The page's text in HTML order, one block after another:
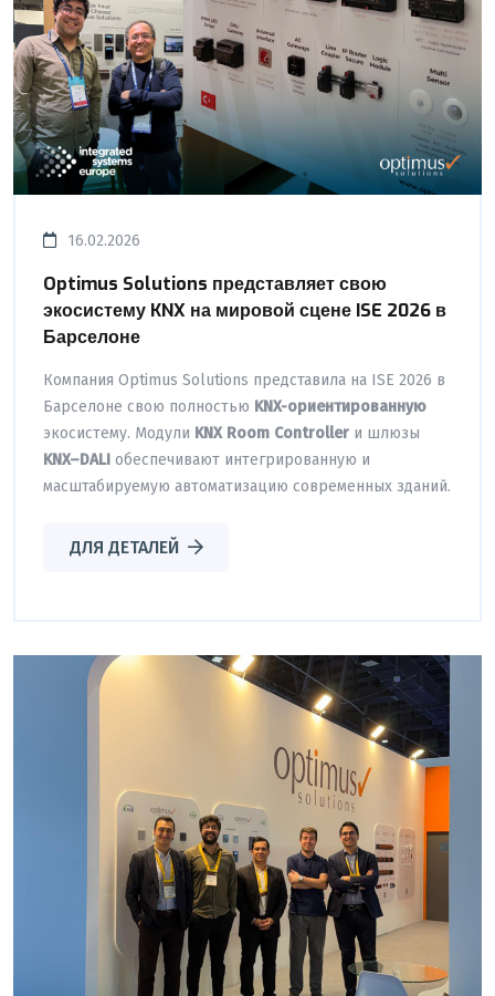
16.02.2026
Optimus Solutions представляет свою
экосистему KNX на мировой сцене ISE 2026 в
Барселоне
Компания Optimus Solutions представила на ISE 2026 в
Барселоне свою полностью KNX-ориентированную
экосистему. Модули KNX Room Controller и шлюзы
KNX–DALI обеспечивают интегрированную и
масштабируемую автоматизацию современных зданий.
ДЛЯ ДЕТАЛЕЙ